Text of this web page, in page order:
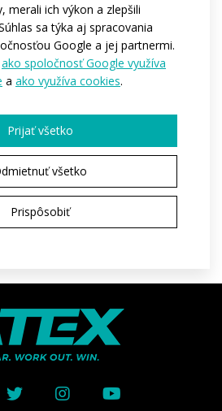
merali ich výkon a zlepšili
sa týka aj spracovania
Google a jej partnermi.
ako spoločnosť Google využíva
a ako využíva cookies.
Prijať všetko
všetko
Prispôsobiť
/ Dětská
- M / L - XL / XXL / 3XL